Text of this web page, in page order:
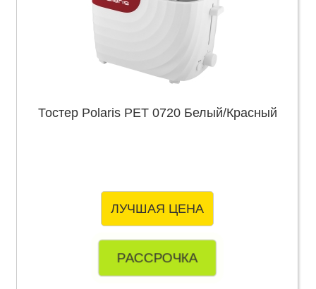
Тостер Polaris PET 0720 Белый/Красный
ЛУЧШАЯ ЦЕНА
РАССРОЧКА